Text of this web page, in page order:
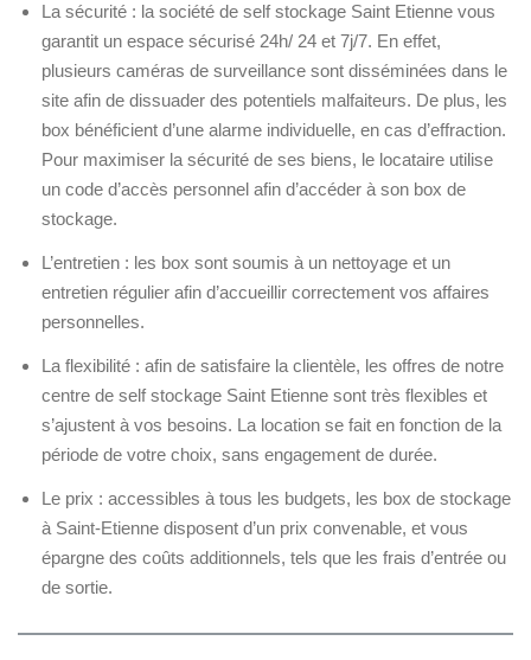
La sécurité : la société de self stockage Saint Etienne vous
garantit un espace sécurisé 24h/ 24 et 7j/7. En effet,
plusieurs caméras de surveillance sont disséminées dans le
site afin de dissuader des potentiels malfaiteurs. De plus, les
box bénéficient d’une alarme individuelle, en cas d’effraction.
Pour maximiser la sécurité de ses biens, le locataire utilise
un code d’accès personnel afin d’accéder à son box de
stockage.
L’entretien : les box sont soumis à un nettoyage et un
entretien régulier afin d’accueillir correctement vos affaires
personnelles.
La flexibilité : afin de satisfaire la clientèle, les offres de notre
centre de self stockage Saint Etienne sont très flexibles et
s’ajustent à vos besoins. La location se fait en fonction de la
période de votre choix, sans engagement de durée.
Le prix : accessibles à tous les budgets, les box de stockage
à Saint-Etienne disposent d’un prix convenable, et vous
épargne des coûts additionnels, tels que les frais d’entrée ou
de sortie.